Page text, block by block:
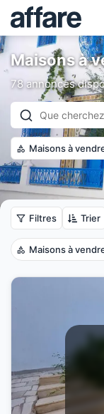
Maisons à
78 annonces
Maisons à
Filtres Trier
Maisons à